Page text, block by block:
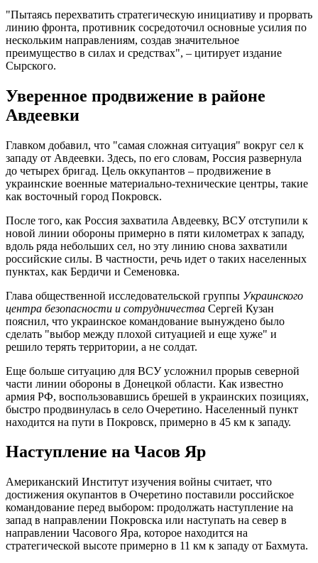
"Пытаясь перехватить стратегическую инициативу и прорвать
линию фронта, противник сосредоточил основные усилия по
нескольким направлениям, создав значительное
преимущество в силах и средствах", – цитирует издание
Сырского.
Уверенное продвижение в районе
Авдеевки
Главком добавил, что "самая сложная ситуация" вокруг сел к
западу от Авдеевки. Здесь, по его словам, Россия развернула
до четырех бригад. Цель оккупантов – продвижение в
украинские военные материально-технические центры, такие
как восточный город Покровск.
После того, как Россия захватила Авдеевку, ВСУ отступили к
новой линии обороны примерно в пяти километрах к западу,
вдоль ряда небольших сел, но эту линию снова захватили
российские силы. В частности, речь идет о таких населенных
пунктах, как Бердичи и Семеновка.
Глава общественной исследовательской группы Украинского
центра безопасности и сотрудничества Сергей Кузан
пояснил, что украинское командование вынуждено было
сделать "выбор между плохой ситуацией и еще хуже" и
решило терять территории, а не солдат.
Еще больше ситуацию для ВСУ усложнил прорыв северной
части линии обороны в Донецкой области. Как известно
армия РФ, воспользовавшись брешей в украинских позициях,
быстро продвинулась в село Очеретино. Населенный пункт
находится на пути в Покровск, примерно в 45 км к западу.
Наступление на Часов Яр
Американский Институт изучения войны считает, что
достижения окупантов в Очеретино поставили российское
командование перед выбором: продолжать наступление на
запад в направлении Покровска или наступать на север в
направлении Часового Яра, которое находится на
стратегической высоте примерно в 11 км к западу от Бахмута.